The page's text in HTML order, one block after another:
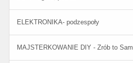
ELEKTRONIKA- podzespoły
MAJSTERKOWANIE DIY - Zrób to Sam